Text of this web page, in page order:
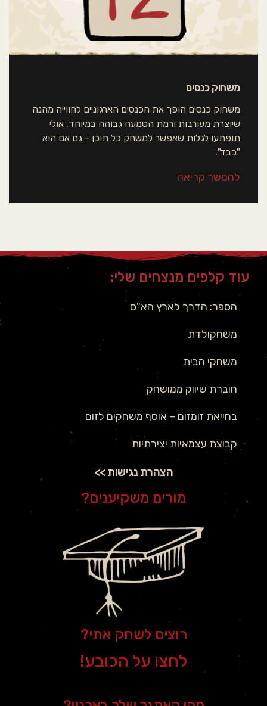
משחוק כנסים
משחוק כנסים הופך את הכנסים הארגוניים לחווייה מהנה
שיוצרת מעורבות ורמת הטמעה גבוהה במיוחד. אולי
תופתעו לגלות שאפשר למשחק כל תוכן - גם אם הוא
"כבד".
להמשך קריאה
עוד קלפים מנצחים שלי:
הספר: הדרך לארץ הא"ס
משחקולדת
משחקי הבית
חוברת שיווק ממושחק
בחייאת זומזום – אוסף משחקים לזום
קבוצת עצמאיות יצירתיות
הצהרת נגישות >>
מורים משקיענים?
רוצים לשחק אתי?
לחצו על הכובע!